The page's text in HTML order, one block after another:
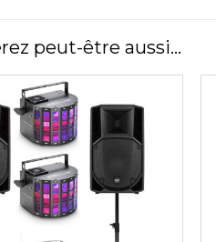
peut-être aussi…